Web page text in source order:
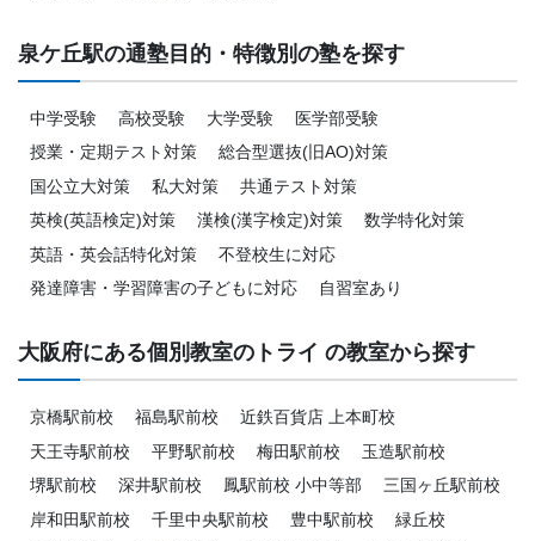
泉ケ丘駅の通塾目的・特徴別の塾を探す
中学受験 高校受験 大学受験
医学部受験
授業・定期テスト対策
総合型選抜(旧AO)対策
国公立大対策
私大対策
共通テスト対策
英検(英語検定)対策
漢検(漢字検定)対策
数学特化対策
英語・英会話特化対策
不登校生に対応
発達障害・学習障害の子どもに対応
自習室あり
大阪府にある個別教室のトライ の教室から探す
京橋駅前校 福島駅前校
近鉄百貨店 上本町校
天王寺駅前校
平野駅前校 梅田駅前校
玉造駅前校
堺駅前校
深井駅前校 鳳駅前校 小中等部
三国ヶ丘駅前校
岸和田駅前校
千里中央駅前校 豊中駅前校
緑丘校